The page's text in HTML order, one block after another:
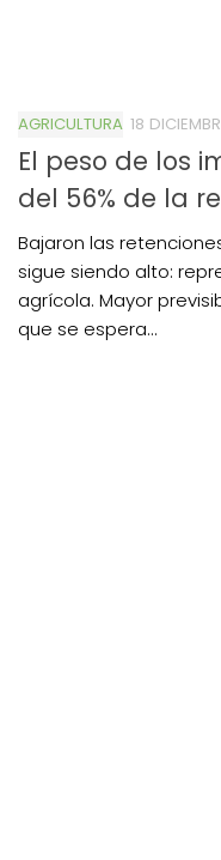
AGRICULTURA 18
El peso de los
del 56% de la
Bajaron las
sigue siendo alto:
agrícola. Mayor
que se espera...